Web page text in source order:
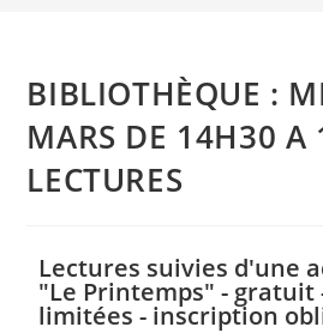
BIBLIOTHÈQUE :
MARS DE 14H30 A
LECTURES
Lectures suivies d'une
"Le Printemps" - gratuit
limitées - inscription